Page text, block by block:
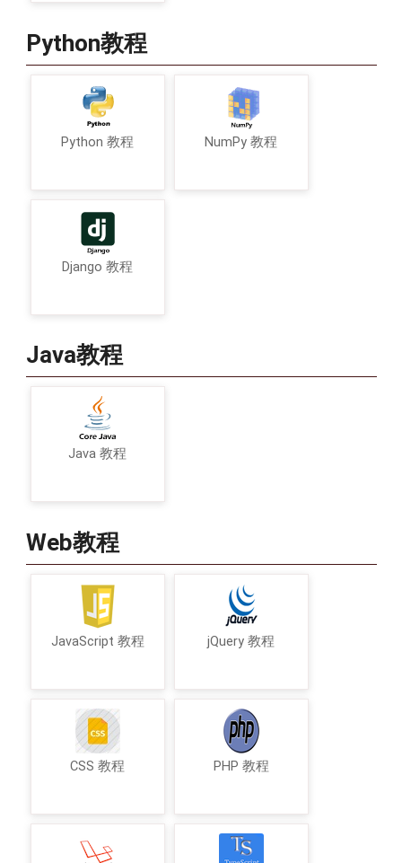
Python教程
Python 教程 NumPy 教程
Django 教程
Java教程
Java 教程
Web教程
JavaScript 教程 jQuery 教程
CSS 教程 PHP 教程